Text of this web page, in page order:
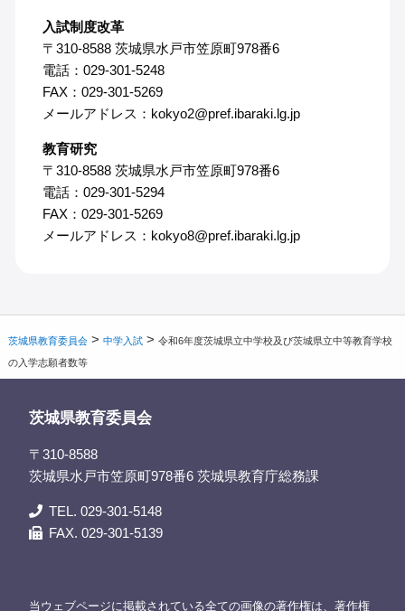
入試制度改革
〒310-8588 茨城県水戸市笠原町978番6
電話：029-301-5248
FAX：029-301-5269
メールアドレス：kokyo2@pref.ibaraki.lg.jp
教育研究
〒310-8588 茨城県水戸市笠原町978番6
電話：029-301-5294
FAX：029-301-5269
メールアドレス：kokyo8@pref.ibaraki.lg.jp
茨城県教育委員会 >中学入試 >令和6年度茨城県立中学校及び茨城県立中等教育学校
の入学志願者数等
茨城県教育委員会
〒310-8588
茨城県水戸市笠原町978番6 茨城県教育庁総務課
TEL. 029-301-5148
FAX. 029-301-5139
当ウェブページに掲載されている全ての画像の著作権は、著作権